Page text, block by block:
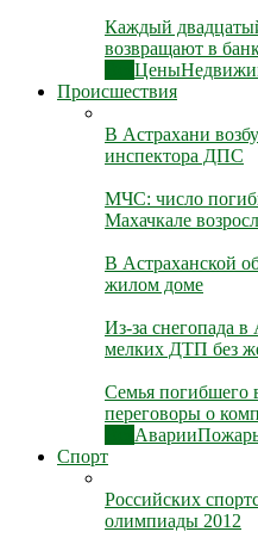
Каждый
возвращают в
Цены
Происшествия
В Астрахани
инспектора ДПС
МЧС: число
Махачкале
В Астраханской
жилом доме
Из-за снегопада
мелких ДТП без
Семья погибшего
переговоры о
Аварии
Спорт
Российских
олимпиады 2012